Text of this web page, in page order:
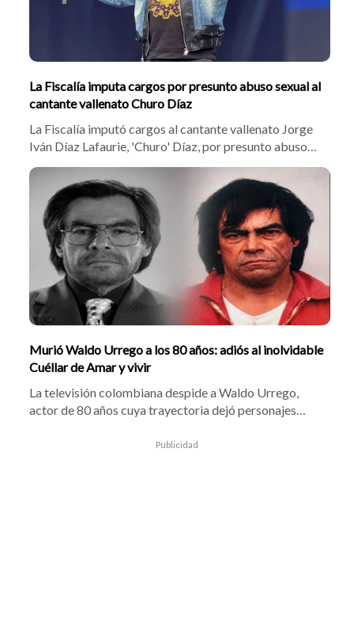
La Fiscalía imputa cargos por presunto abuso sexual al
cantante vallenato Churo Díaz
La Fiscalía imputó cargos al cantante vallenato Jorge
Iván Díaz Lafaurie, 'Churo' Díaz, por presunto abuso
sexual a una menor de edad que estuvo bajo su
cuidado, hija de su expareja Beatriz Castro. El artista
rechazó los cargos alegando extorsión mientras la
justicia define las etapas del proceso.
Murió Waldo Urrego a los 80 años: adiós al inolvidable
Cuéllar de Amar y vivir
La televisión colombiana despide a Waldo Urrego,
actor de 80 años cuya trayectoria dejó personajes
Publicidad